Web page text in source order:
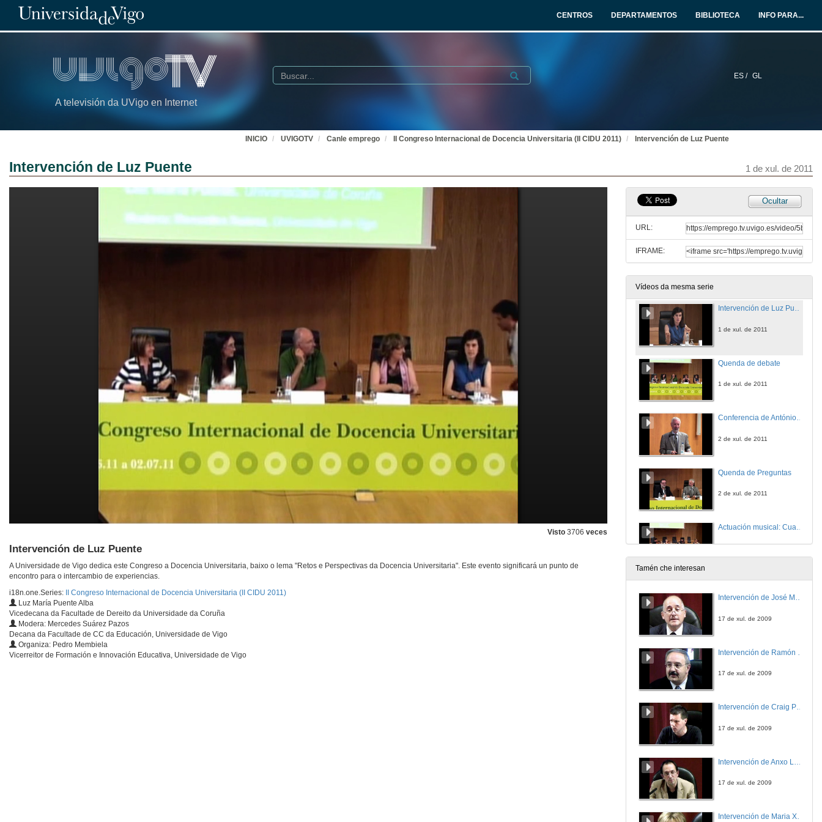
CENTROS DEPARTAMENTOS BIBLIOTECA INFO PARA...
A televisión da UVigo en Internet
ES / GL
Buscar Submit
INICIO UVIGOTV Canle emprego II Congreso Internacional de Docencia Universitaria (II CIDU 2011) Intervención de Luz Puente
Intervención de Luz Puente 1 de xul. de 2011
Visto 3706 veces
Intervención de Luz Puente
A Universidade de Vigo dedica este Congreso a Docencia Universitaria, baixo o lema "Retos e Perspectivas da Docencia Universitaria". Este evento significará un punto de
encontro para o intercambio de experiencias.
i18n.one.Series:
II Congreso Internacional de Docencia Universitaria (II CIDU 2011)
Luz María Puente Alba
Vicedecana da Facultade de Dereito da Universidade da Coruña
Modera: Mercedes Suárez Pazos
Decana da Facultade de CC da Educación, Universidade de Vigo
Organiza: Pedro Membiela
Vicerreitor de Formación e Innovación Educativa, Universidade de Vigo
Ocultar
URL:
IFRAME:
Vídeos da mesma serie
Quenda de preguntas
1 de xul. de 2011
Intervención de Luis Muñoz
Intervención de Cecilia Leâo
1 de xul. de 2011
Intervención de Luz Puente
1 de xul. de 2011
Quenda de debate
1 de xul. de 2011
Conferencia de António Nóvoa
2 de xul. de 2011
Quenda de Preguntas
2 de xul. de 2011
Actuación musical: Cuarteto Aurum
Clausura: Intervención de Pedro Membiela
Tamén che interesan
Intervención de José Maria Barja
17 de xul. de 2009
17 de xul. de 2009
Intervención de Craig Patterson
17 de xul. de 2009
17 de xul. de 2009
Intervención de Maria Xosé